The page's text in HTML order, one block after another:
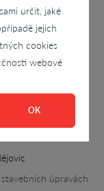
určit, jaké
jejich
cookies
webové
OK
úpravách.